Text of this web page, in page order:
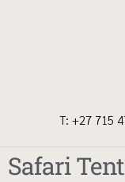
T: +27 715
Safari Tent